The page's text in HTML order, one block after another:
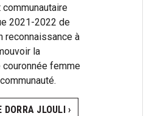
communautaire
2021-2022 de
reconnaissance à
la
femme
DORRA JLOULI ›